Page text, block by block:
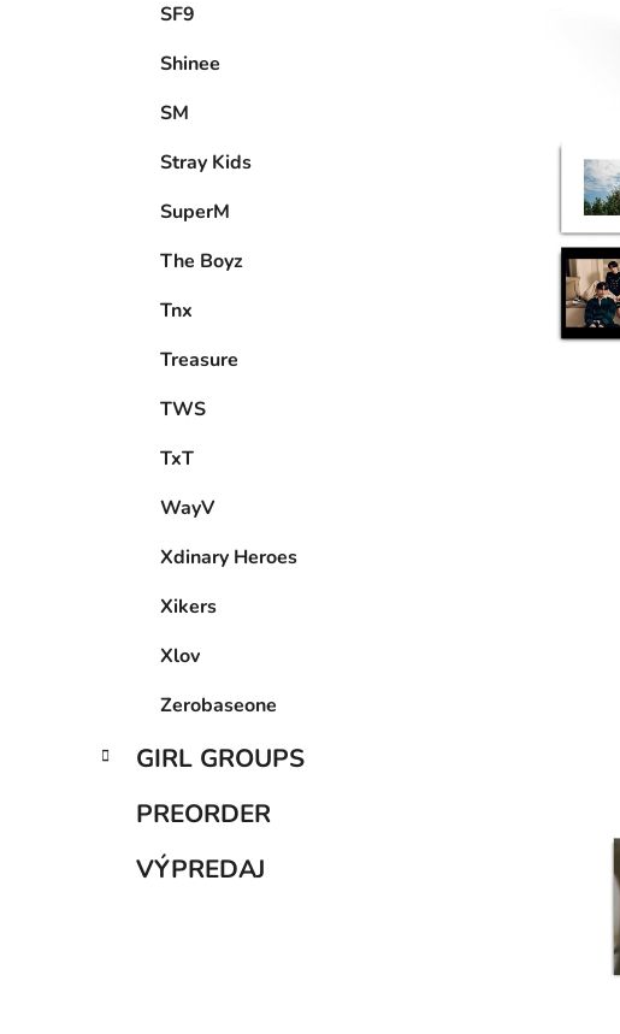
SF9
Shinee
SM
Stray Kids
SuperM
The Boyz
Tnx
Treasure
TWS
TxT
WayV
Xdinary Heroes
Xikers
Xlov
Zerobaseone
GIRL GROUPS
PREORDER
VÝPREDAJ